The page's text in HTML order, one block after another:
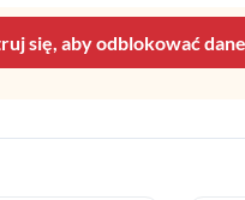
się, aby odblokować dane
prognozę opartą na